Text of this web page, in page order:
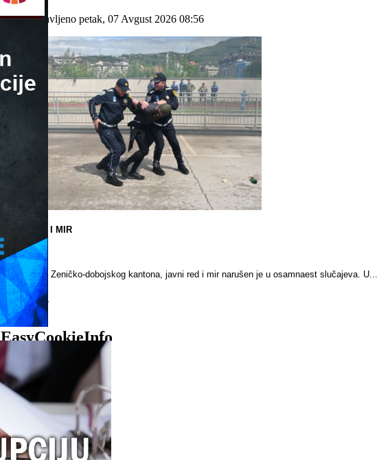
Detalji
Objavljeno petak, 07 Avgust 2026 08:56
JAVNI RED I MIR
Na području Zeničko-dobojskog kantona, javni red i mir narušen je u osamnaest slučajeva. U...
Opširnije...
EasyCookieInfo
Najnovije